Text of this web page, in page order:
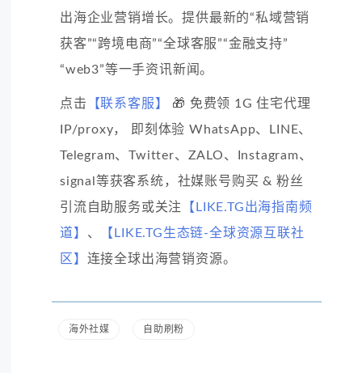
出海企业营销增长。提供最新的“私域营销
获客”“跨境电商”“全球客服”“金融支持”
“web3”等一手资讯新闻。
点击 【联系客服】
🎁 免费领 1G 住宅代理
IP/proxy， 即刻体验 WhatsApp、LINE、
Telegram、Twitter、ZALO、Instagram、
signal等获客系统，社媒账号购买 & 粉丝
引流自助服务或关注
【LIKE.TG出海指南频
道】 、
【LIKE.TG生态链-全球资源互联社
区】 连接全球出海营销资源。
海外社媒 自助刷粉